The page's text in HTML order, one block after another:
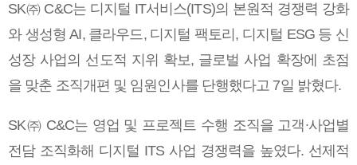
SK㈜ C&C는 디지털 IT서비스(ITS)의 본원적 경쟁력 강화
와 생성형 AI, 클라우드, 디지털 팩토리, 디지털 ESG 등 신
성장 사업의 선도적 지위 확보, 글로벌 사업 확장에 초점
을 맞춘 조직개편 및 임원인사를 단행했다고 7일 밝혔다.
SK㈜ C&C는 영업 및 프로젝트 수행 조직을 고객∙사업별
전담 조직화해 디지털 ITS 사업 경쟁력을 높였다. 선제적